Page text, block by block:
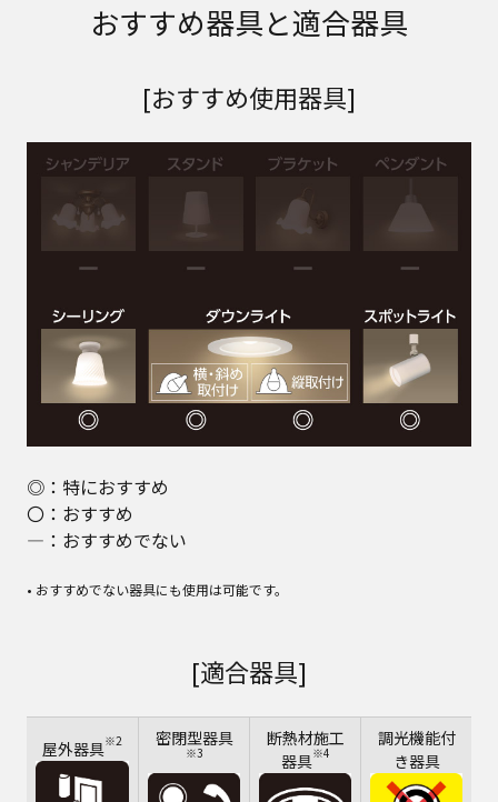
おすすめ器具と適合器具
[おすすめ使用器具]
◎：特におすすめ
〇：おすすめ
―：おすすめでない
• おすすめでない器具にも使用は可能です。
[適合器具]
屋外器具※2 密閉型器具
※3
断熱材施工
器具※4
調光機能付
き器具